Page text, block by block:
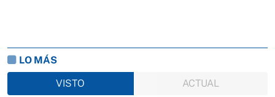
LO MÁS
VISTO
ACTUAL